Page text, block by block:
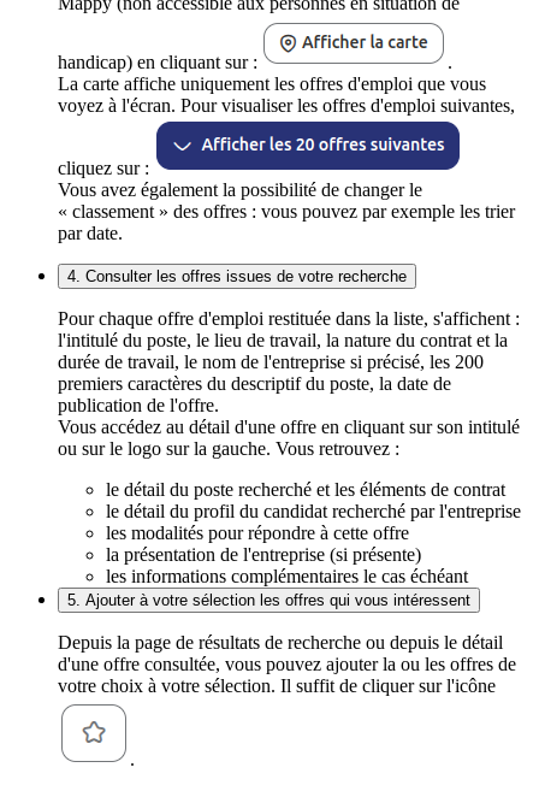
handicap) en cliquant sur :
.
La carte affiche uniquement les offres d'emploi que vous
voyez à l'écran. Pour visualiser les offres d'emploi suivantes,
cliquez sur :
Vous avez également la possibilité de changer le
« classement » des offres : vous pouvez par exemple les trier
par date.
4. Consulter les offres issues de votre recherche
Pour chaque offre d'emploi restituée dans la liste, s'affichent :
l'intitulé du poste, le lieu de travail, la nature du contrat et la
durée de travail, le nom de l'entreprise si précisé, les 200
premiers caractères du descriptif du poste, la date de
publication de l'offre.
Vous accédez au détail d'une offre en cliquant sur son intitulé
ou sur le logo sur la gauche. Vous retrouvez :
le détail du poste recherché et les éléments de contrat
le détail du profil du candidat recherché par l'entreprise
les modalités pour répondre à cette offre
la présentation de l'entreprise (si présente)
les informations complémentaires le cas échéant
5. Ajouter à votre sélection les offres qui vous intéressent
Depuis la page de résultats de recherche ou depuis le détail
d'une offre consultée, vous pouvez ajouter la ou les offres de
votre choix à votre sélection. Il suffit de cliquer sur l'icône
.